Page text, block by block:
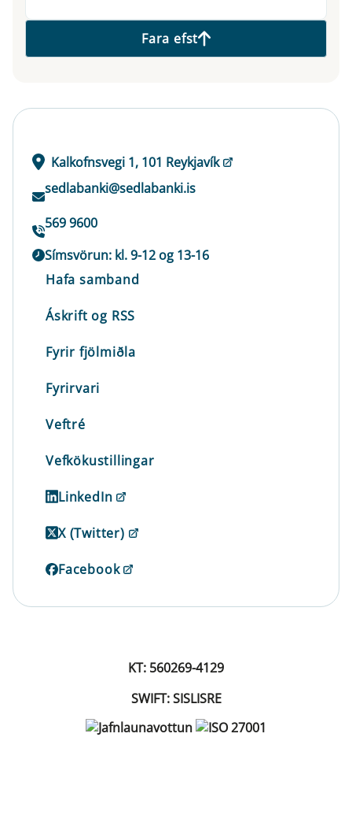
Fara efst
Kalkofnsvegi 1, 101 Reykjavík
sedlabanki@sedlabanki.is
569 9600
Símsvörun: kl. 9-12 og 13-16
Hafa samband
Áskrift og RSS
Fyrir fjölmiðla
Fyrirvari
Veftré
Vefkökustillingar
LinkedIn
X (Twitter)
Facebook
KT: 560269-4129
SWIFT: SISLISRE